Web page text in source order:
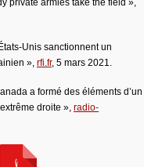
private armies take the field »,
Unis sanctionnent un
», rfi.fr, 5 mars 2021.
a formé des éléments d’un
droite », radio-